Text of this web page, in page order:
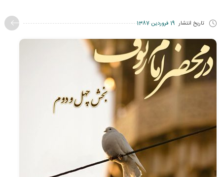
تاریخ انتشار 19 فروردین 1387